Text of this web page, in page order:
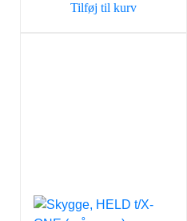
Tilføj til kurv